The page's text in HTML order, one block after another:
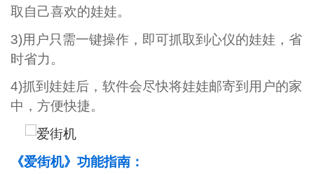
取自己喜欢的娃娃。
3)用户只需一键操作，即可抓取到心仪的娃娃，省
时省力。
4)抓到娃娃后，软件会尽快将娃娃邮寄到用户的家
中，方便快捷。
《爱街机》功能指南：